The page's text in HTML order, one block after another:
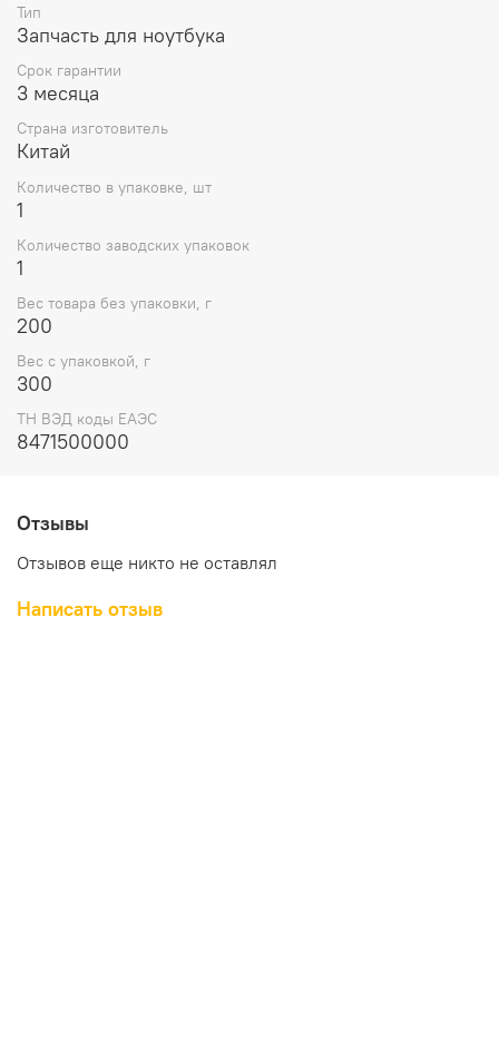
Тип
Запчасть для ноутбука
Срок гарантии
3 месяца
Страна изготовитель
Китай
Количество в упаковке, шт
1
Количество заводских упаковок
1
Вес товара без упаковки, г
200
Вес с упаковкой, г
300
ТН ВЭД коды ЕАЭС
8471500000
Отзывы
Отзывов еще никто не оставлял
Написать отзыв